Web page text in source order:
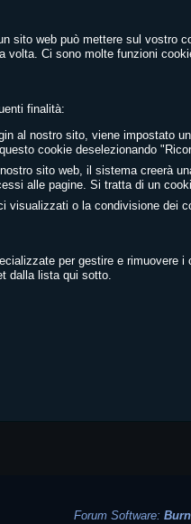
sito web può mettere sul
volta. Ci sono molte funzioni
finalità:
al nostro sito, viene impostato
cookie deselezionando
sito web, il sistema creerà
alle pagine. Si tratta di un
visualizzati o la condivisione dei
per gestire e
dalla lista qui sotto.
Forum Software: